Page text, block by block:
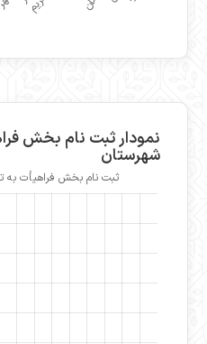
نمودار ثبت نام بخش
شهرستان